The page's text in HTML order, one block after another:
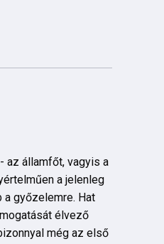
az államfőt, vagyis a
a jelenleg
a győzelemre. Hat
élvező
még az első